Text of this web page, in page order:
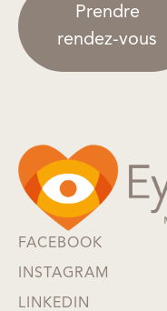
Prendre
rendez-vous
FACEBOOK
INSTAGRAM
LINKEDIN